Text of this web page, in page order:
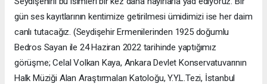
gün ses kayıtlarının kentimize getirilmesi ümidimizi ise her daim
canlı tutacağız. (Seydişehir Ermenilerinden 1925 doğumlu
Bedros Sayan ile 24 Haziran 2022 tarihinde yaptığımız
görüşme; Celal Volkan Kaya, Ankara Devlet Konservatuvarının
Halk Müziği Alan Araştırmaları Katoloğu, Y.Y.L.Tezi, İstanbul